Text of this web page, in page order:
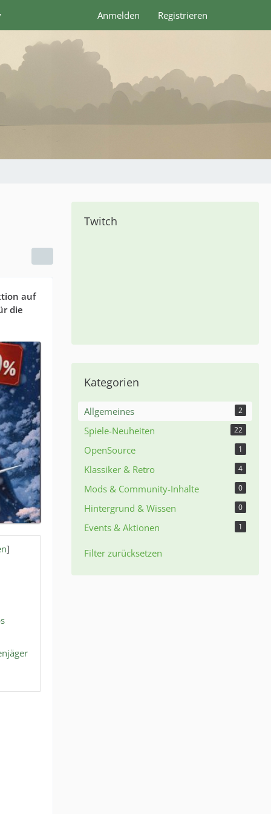
Anmelden Registrieren
auf
die
]
Twitch
Kategorien
Allgemeines 2
Spiele-Neuheiten 22
OpenSource 1
Klassiker & Retro 4
Mods & Community-Inhalte 0
Hintergrund & Wissen 0
Events & Aktionen 1
Filter zurücksetzen